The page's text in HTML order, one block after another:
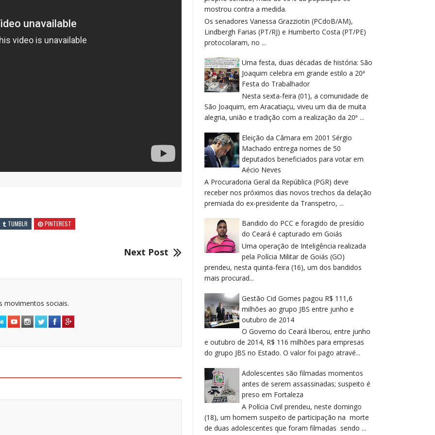
TUMBLR PINTEREST
Next Post
movimentos sociais.
mostrou contra a medida.
Os senadores Vanessa Grazziotin (PCdoB/AM),
Lindbergh Farias (PT/RJ) e Humberto Costa (PT/PE)
protocolaram, no ...
Uma festa, duas décadas de história: São
Joaquim celebra em grande estilo a 20ª
Festa do Trabalhador
Nesta sexta-feira (01), a comunidade de
São Joaquim, em Aracatiaçu, viveu um dia de muita
alegria, união e tradição com a realização da 20ª ...
Eleição da Câmara em 2001 Sérgio
Machado entrega nomes de 50
deputados beneficiados para votar em
Aécio Neves
A Procuradoria Geral da República (PGR) deve
receber nos próximos dias novos trechos da delação
premiada do ex-presidente da Transpetro, ...
Bandido do PCC e foragido de presídio
do Ceará é capturado em Goiás
Uma operação de Inteligência realizada
pela Polícia Militar de Goiás (GO)
prendeu, nesta quinta-feira (16), um dos bandidos
mais procurad...
Gestão Cid Gomes pagou R$ 111,6
milhões ao grupo JBS entre junho e
outubro de 2014
O Governo do Ceará liberou, entre junho
e outubro de 2014, R$ 116 milhões para empresas
do grupo JBS no Estado. O valor foi pago atravé...
Adolescentes são filmadas momentos
antes de serem assassinadas; suspeito é
preso em Fortaleza
A Polícia Civil prendeu, neste domingo
(18), um homem suspeito de participação na morte
de duas adolescentes que foram filmadas sendo ...